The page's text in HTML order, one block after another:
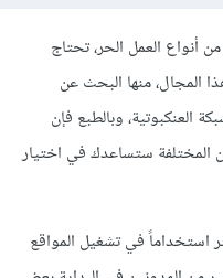
أنواع العمل الحر، تحتاج
المجال، منها البحث عن
العنكبوتية، وبالطبع فإن
ستساعدك في اختيار
استخداماً في تشغيل المواقع